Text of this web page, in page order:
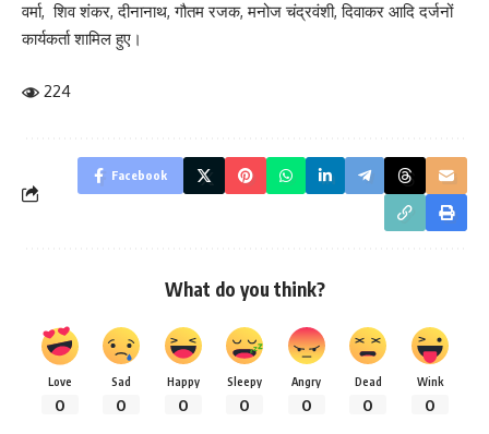
वर्मा, शिव शंकर, दीनानाथ, गौतम रजक, मनोज चंद्रवंशी, दिवाकर आदि दर्जनों
कार्यकर्ता शामिल हुए।
224
Facebook
What do you think?
Love
0
Sad
0
Happy
0
Sleepy
0
Angry
0
Dead
0
Wink
0